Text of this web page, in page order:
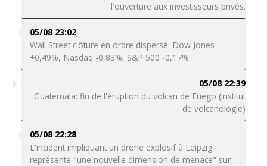
l'ouverture aux investisseurs privés.
05/08 23:02
Wall Street clôture en ordre dispersé: Dow Jones
+0,49%, Nasdaq -0,83%, S&P 500 -0,17%
05/08 22:39
Guatemala: fin de l'éruption du volcan de Fuego (institut
de volcanologie)
05/08 22:28
L'incident impliquant un drone explosif à Leipzig
représente "une nouvelle dimension de menace" sur